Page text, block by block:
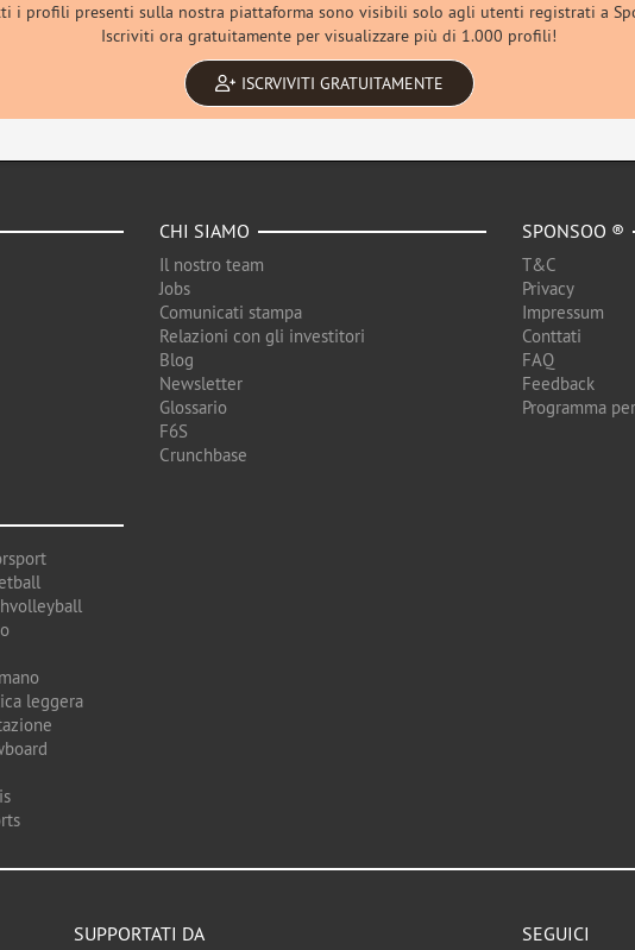
i profili presenti sulla nostra piattaforma sono visibili solo agli utenti registrati a
Iscriviti ora gratuitamente per visualizzare più di 1.000 profili!
ISCRVIVITI GRATUITAMENTE
CHI SIAMO
Il nostro team
Jobs
Comunicati stampa
Relazioni con gli investitori
Blog
Newsletter
Glossario
F6S
Crunchbase
SPONSOO ®
T&C
Privacy
Impressum
Conttati
FAQ
Feedback
Programma
leggera
SUPPORTATI DA SEGUICI